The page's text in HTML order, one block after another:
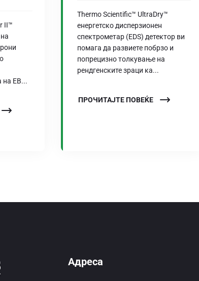
II™
на EB...
Thermo Scientific™ UltraDry™
енергетско дисперзионен
спектрометар (EDS) детектор ви
помага да развиете побрзо и
попрецизно толкување на
рендгенските зраци ка...
ПРОЧИТАЈТЕ ПОВЕЌЕ
Адреса